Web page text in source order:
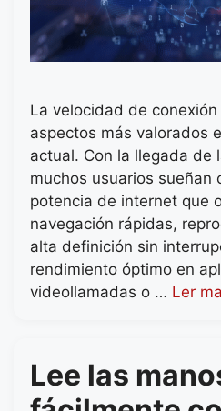
La velocidad de
aspectos más valorados
actual. Con la llegada de
muchos usuarios sueñan
potencia de internet que
navegación rápidas,
alta definición sin
rendimiento óptimo en
videollamadas o … Ler
Lee las